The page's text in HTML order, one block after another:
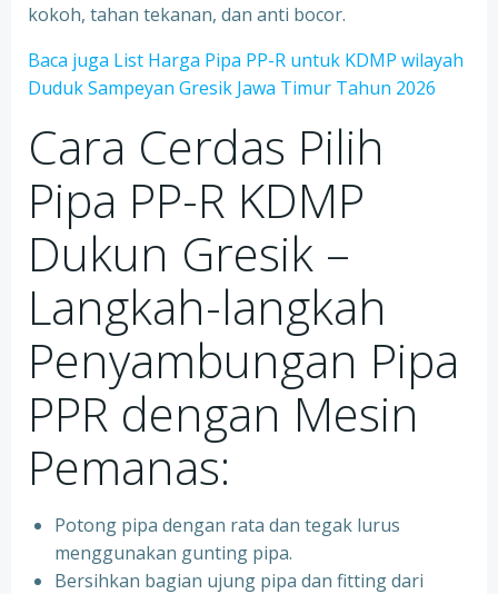
kokoh, tahan tekanan, dan anti bocor.
Baca juga List Harga Pipa PP-R untuk KDMP wilayah
Duduk Sampeyan Gresik Jawa Timur Tahun 2026
Cara Cerdas Pilih
Pipa PP-R KDMP
Dukun Gresik –
Langkah-langkah
Penyambungan Pipa
PPR dengan Mesin
Pemanas:
Potong pipa dengan rata dan tegak lurus
menggunakan gunting pipa.
Bersihkan bagian ujung pipa dan fitting dari